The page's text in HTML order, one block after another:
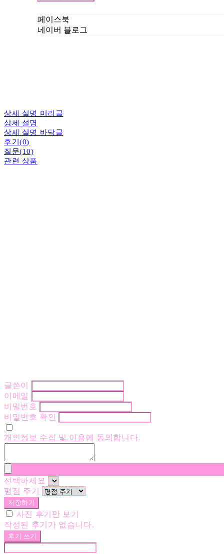
페이스북
네이버 블로그
상세 설명 머리글
상세 설명
상세 설명 바닥글
후기(0)
질문(10)
관련 상품
글쓴이
이메일
비밀번호
비밀번호 확인
개인정보 수집 및 이용에 동의합니다.
선택하세요
평점 주기
저장하기
사진 후기만 보기
작성된 후기가 없습니다.
후기 쓰기